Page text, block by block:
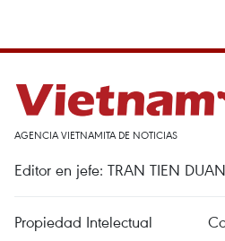
AGENCIA VIETNAMITA DE NOTICIAS
Editor en jefe: TRAN TIEN DUAN
Propiedad Intelectual